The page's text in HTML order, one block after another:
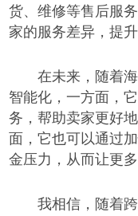
货、维修等售后服
家的服务差异，提
在未来，随着
智能化，一方面，
务，帮助卖家更好
面，它也可以通过
金压力，从而让更
我相信，随着